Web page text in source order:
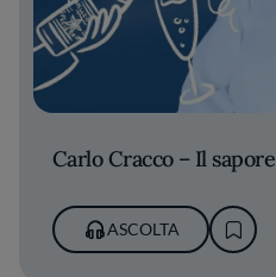
Carlo Cracco – Il
ASCOLTA